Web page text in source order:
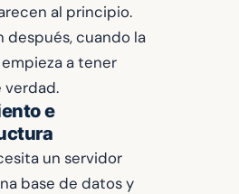
al principio.
después, cuando la
a tener
verdad.
e
un servidor
base de datos y